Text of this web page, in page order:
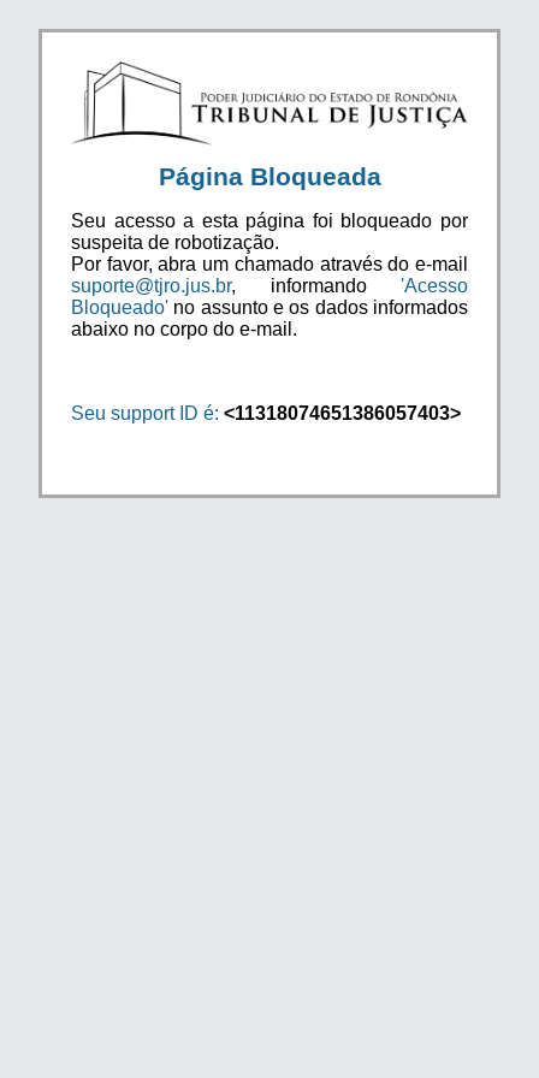
Página Bloqueada
Seu acesso a esta página foi bloqueado por
suspeita de robotização.
Por favor, abra um chamado através do e-mail
suporte@tjro.jus.br, informando 'Acesso
Bloqueado' no assunto e os dados informados
abaixo no corpo do e-mail.
Seu support ID é: <11318074651386057403>